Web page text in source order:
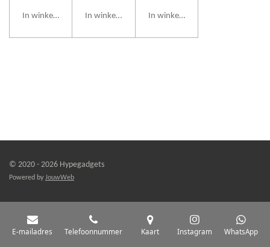
In winkelwagen In winkelwagen In winkelwagen
© 2020 - 2026 Hypegadgets
Powered by JouwWeb
E-mailadres Telefoonnummer Kaart Instagram WhatsApp